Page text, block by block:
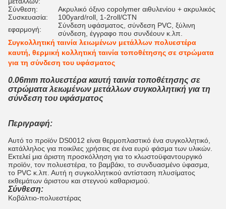
Σύνθεση:
Ακρυλικό όξινο copolymer αιθυλενίου + ακρυλικός
Συσκευασία:
100yard/roll, 1-2roll/CTN
εφαρμογή:
Σύνδεση υφάσματος, σύνδεση PVC, ξύλινη
σύνδεση, έγγραφο που συνδέουν κ.λπ.
Συγκολλητική ταινία λειωμένων μετάλλων πολυεστέρα
καυτή, θερμική κολλητική ταινία τοποθέτησης σε στρώματα
για τη σύνδεση του υφάσματος
0.06mm πολυεστέρα καυτή ταινία τοποθέτησης σε
στρώματα λειωμένων μετάλλων συγκολλητική για τη
σύνδεση του υφάσματος
Περιγραφή:
Αυτό το προϊόν DS0012 είναι θερμοπλαστικό ένα συγκολλητικό,
κατάλληλος για ποικίλες χρήσεις σε ένα ευρύ φάσμα των υλικών.
Εκτελεί μια άριστη προσκόλληση για το κλωστοϋφαντουργικό
προϊόν, τον πολυεστέρα, το βαμβάκι, το συνδυασμένο ύφασμα,
το PVC κ.λπ. Αυτή η συγκολλητικού αντίσταση πλυσίματος
εκθεμάτων άριστου και στεγνού καθαρισμού.
Σύνθεση:
Κοβάλτιο-πολυεστέρας